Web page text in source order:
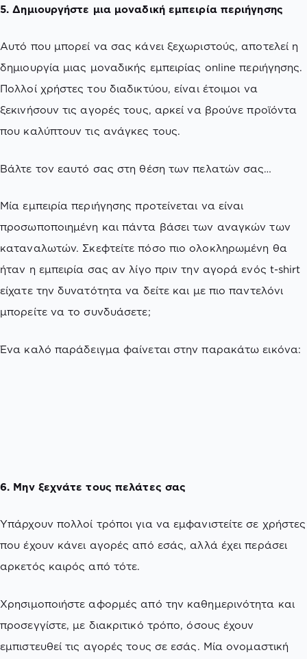
5. Δημιουργήστε μια μοναδική εμπειρία περιήγησης
Αυτό που μπορεί να σας κάνει ξεχωριστούς, αποτελεί η
δημιουργία μιας μοναδικής εμπειρίας online περιήγησης.
Πολλοί χρήστες του διαδικτύου, είναι έτοιμοι να
ξεκινήσουν τις αγορές τους, αρκεί να βρούνε προϊόντα
που καλύπτουν τις ανάγκες τους.
Βάλτε τον εαυτό σας στη θέση των πελατών σας…
Μία εμπειρία περιήγησης προτείνεται να είναι
προσωποποιημένη και πάντα βάσει των αναγκών των
καταναλωτών. Σκεφτείτε πόσο πιο ολοκληρωμένη θα
ήταν η εμπειρία σας αν λίγο πριν την αγορά ενός t-shirt
είχατε την δυνατότητα να δείτε και με πιο παντελόνι
μπορείτε να το συνδυάσετε;
Ένα καλό παράδειγμα φαίνεται στην παρακάτω εικόνα:
6. Μην ξεχνάτε τους πελάτες σας
Υπάρχουν πολλοί τρόποι για να εμφανιστείτε σε χρήστες
που έχουν κάνει αγορές από εσάς, αλλά έχει περάσει
αρκετός καιρός από τότε.
Χρησιμοποιήστε αφορμές από την καθημερινότητα και
προσεγγίστε, με διακριτικό τρόπο, όσους έχουν
εμπιστευθεί τις αγορές τους σε εσάς. Μία ονομαστική